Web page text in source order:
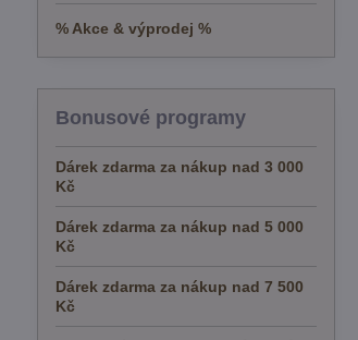
% Akce & výprodej %
Bonusové programy
Dárek zdarma za nákup nad 3 000
Kč
Dárek zdarma za nákup nad 5 000
Kč
Dárek zdarma za nákup nad 7 500
Kč